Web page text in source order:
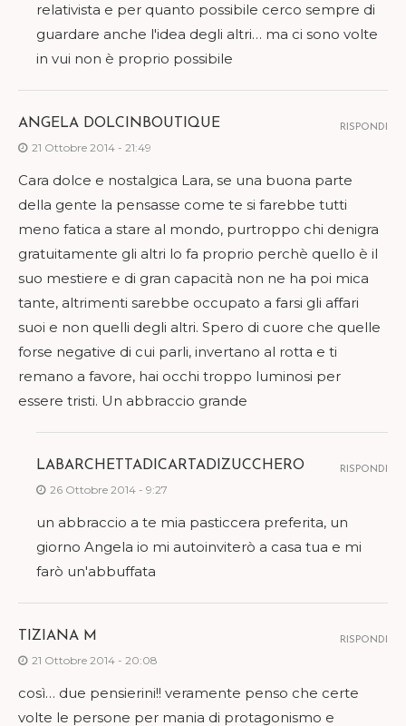
relativista e per quanto possibile cerco sempre di
guardare anche l'idea degli altri… ma ci sono volte
in vui non è proprio possibile
ANGELA DOLCINBOUTIQUE
21 Ottobre 2014 - 21:49
Cara dolce e nostalgica Lara, se una buona parte
della gente la pensasse come te si farebbe tutti
meno fatica a stare al mondo, purtroppo chi denigra
gratuitamente gli altri lo fa proprio perchè quello è il
suo mestiere e di gran capacità non ne ha poi mica
tante, altrimenti sarebbe occupato a farsi gli affari
suoi e non quelli degli altri. Spero di cuore che quelle
forse negative di cui parli, invertano al rotta e ti
remano a favore, hai occhi troppo luminosi per
essere tristi. Un abbraccio grande
RISPONDI
LABARCHETTADICARTADIZUCCHERO
26 Ottobre 2014 - 9:27
un abbraccio a te mia pasticcera preferita, un
giorno Angela io mi autoinviterò a casa tua e mi
farò un'abbuffata
RISPONDI
TIZIANA M
21 Ottobre 2014 - 20:08
così… due pensierini!! veramente penso che certe
volte le persone per mania di protagonismo e
RISPONDI